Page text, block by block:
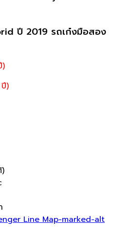
ปี 2019 รถเก๋งมือสอง
)
Line Map-marked-alt